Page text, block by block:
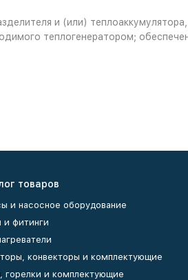
и (или)
теплогенератором;
товаров
и насосное оборудование
и фитинги
конвекторы и комплектующие
горелки и комплектующие